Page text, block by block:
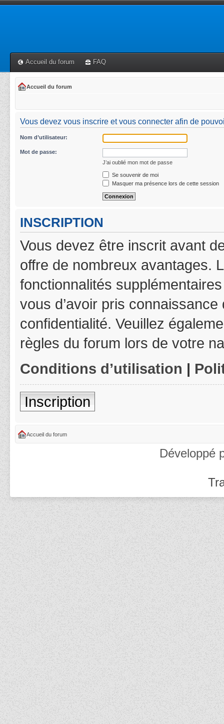
Accueil du forum FAQ
Accueil du forum
Vous devez vous inscrire et vous connecter afin de
Nom d’utilisateur:
Mot de passe:
J’ai oublié mon mot de passe
Se souvenir de moi
Masquer ma présence lors de cette session
INSCRIPTION
Vous devez être inscrit avant
offre de nombreux avantages.
fonctionnalités
vous d’avoir pris
confidentialité. Veuillez
règles du forum lors de votre
Conditions d’utilisation |
Inscription
Accueil du forum
Développé